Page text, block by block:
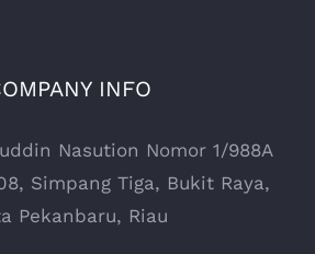
INFO
Nasution Nomor 1/988A
Simpang Tiga, Bukit Raya,
Pekanbaru, Riau